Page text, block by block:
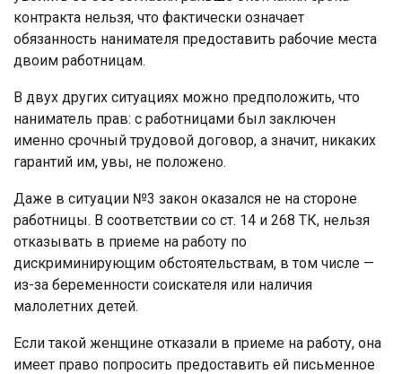
контракта нельзя, что фактически означает
обязанность нанимателя предоставить рабочие места
двоим работницам.
В двух других ситуациях можно предположить, что
наниматель прав: с работницами был заключен
именно срочный трудовой договор, а значит, никаких
гарантий им, увы, не положено.
Даже в ситуации №3 закон оказался не на стороне
работницы. В соответствии со ст. 14 и 268 ТК, нельзя
отказывать в приеме на работу по
дискриминирующим обстоятельствам, в том числе —
из-за беременности соискателя или наличия
малолетних детей.
Если такой женщине отказали в приеме на работу, она
имеет право попросить предоставить ей письменное